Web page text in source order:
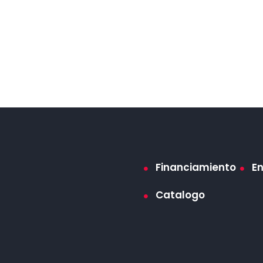
Financiamiento
Catalogo